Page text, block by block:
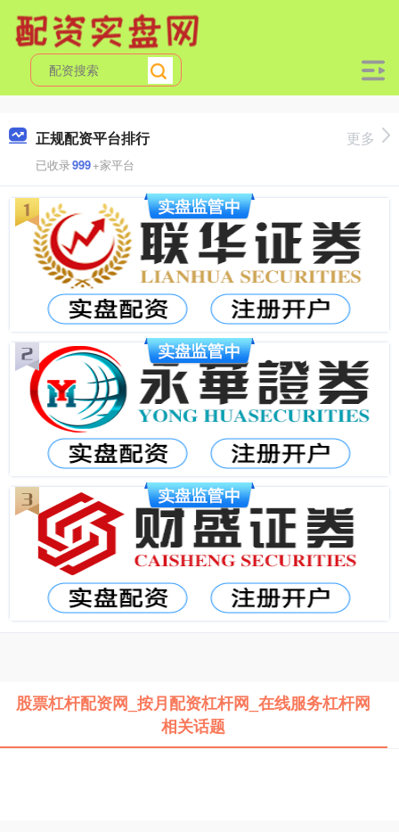
正规配资平台排行
已收录999+家平台
更多
股票杠杆配资网_按月配资杠杆网_在线服务杠杆网
相关话题